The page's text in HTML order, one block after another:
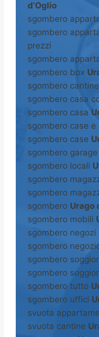
d’Oglio
sgombero
sgombero
prezzi
sgombero
sgombero box
sgombero cantine
sgombero casa
sgombero casa
sgombero case e
sgombero case
sgombero garage
sgombero locali
sgombero
sgombero
sgombero Urago
sgombero mobili
sgombero negozi
sgombero
sgombero
sgombero
sgombero tutto
sgombero uffici
svuota
svuota cantine